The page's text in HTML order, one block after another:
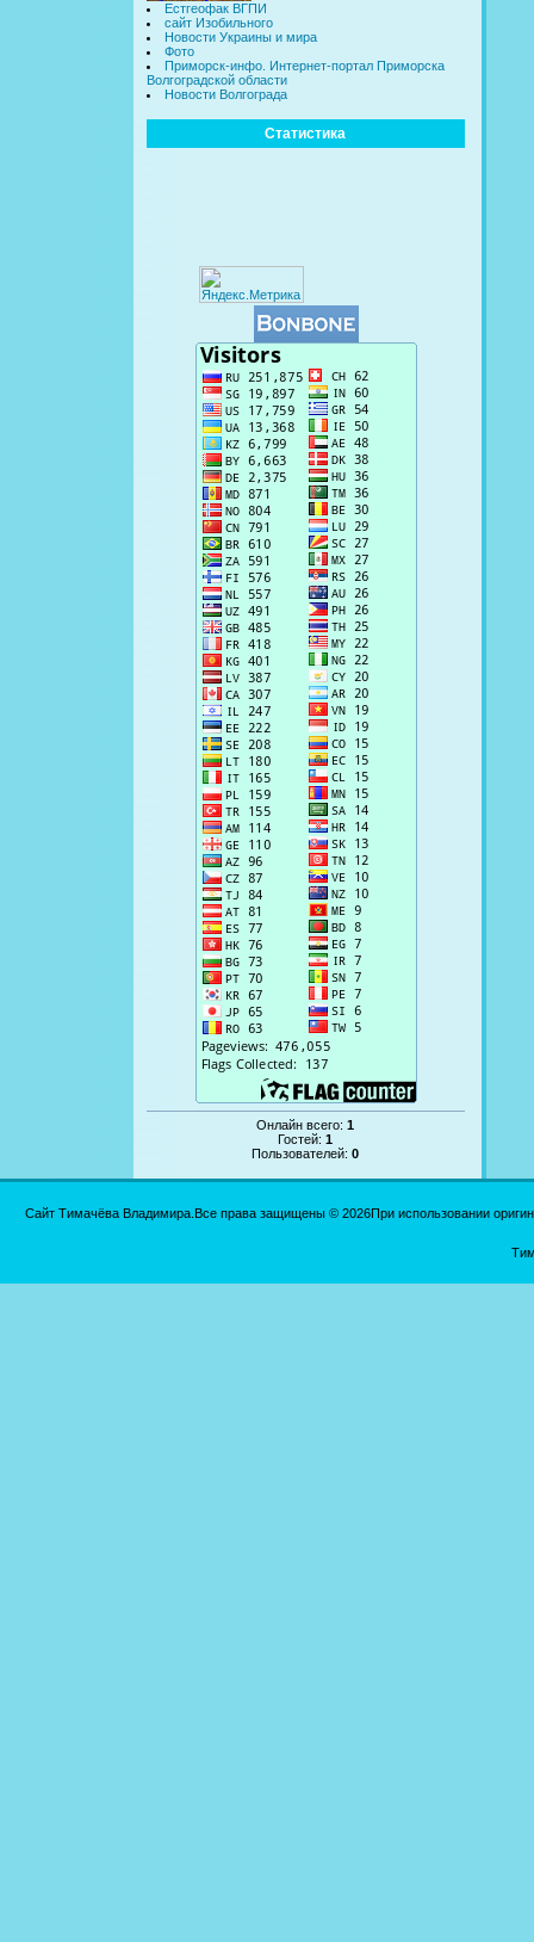
Естгеофак ВГПИ
сайт Изобильного
Новости Украины и мира
Фото
Приморск-инфо. Интернет-портал Приморска
Волгоградской области
Новости Волгограда
Статистика
Онлайн всего:1
Гостей:1
Пользователей:0
Сайт Тимачёва Владимира.Все права защищены © 2026При использовании